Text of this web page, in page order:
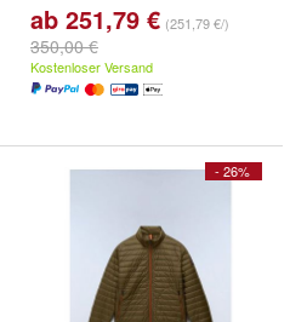
ab 251,79 € (251,79 €/)
350,00 €
Kostenloser Versand
- 26%